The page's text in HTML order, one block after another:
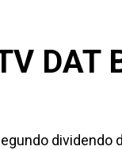
dividendo